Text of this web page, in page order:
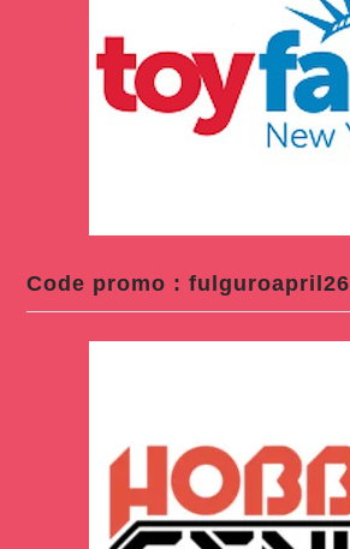
Code promo : fulguroapril26